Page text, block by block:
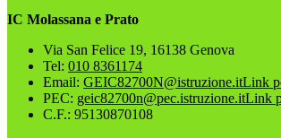
IC Molassana e Prato
Via San Felice 19, 16138 Genova
Tel: 010 8361174
Email: GEIC82700N@istruzione.itLink
PEC: geic82700n@pec.istruzione.itLink
C.F.: 95130870108